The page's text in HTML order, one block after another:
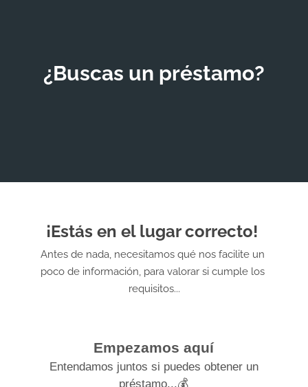
¿Buscas un préstamo?
¡Estás en el lugar correcto!
Antes de nada, necesitamos qué nos facilite un
poco de información, para valorar si cumple los
requisitos...